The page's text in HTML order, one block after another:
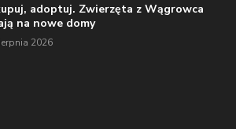
adoptuj. Zwierzęta z Wągrowca
na nowe domy
2026